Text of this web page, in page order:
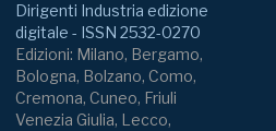
Dirigenti Industria edizione
digitale - ISSN 2532-0270
Edizioni: Milano, Bergamo,
Bologna, Bolzano, Como,
Cremona, Cuneo, Friuli
Venezia Giulia, Lecco,